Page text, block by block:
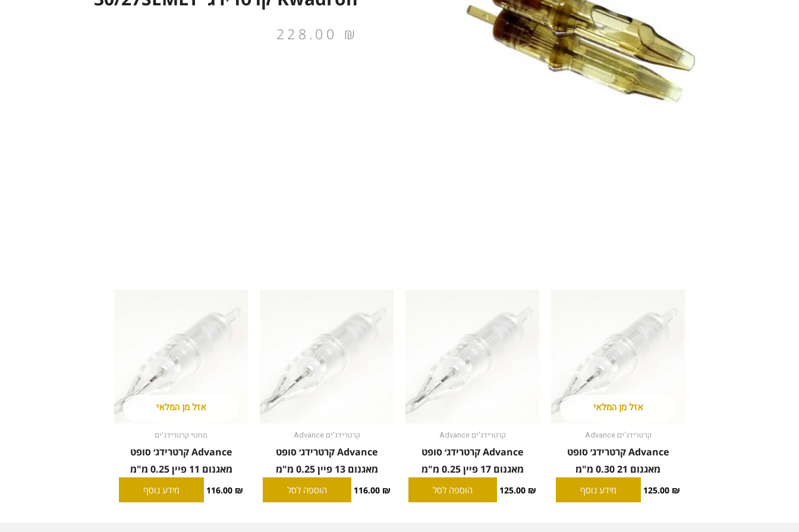
228.00 ₪
אזל מן המלאי
קרטרידג'ים Advance
Advance קרטרידג׳ סופט
מאגנום 21 0.30 מ"מ
125.00 ₪ מידע נוסף
קרטרידג'ים Advance
Advance קרטרידג׳ סופט
מאגנום 17 פיין 0.25 מ"מ
125.00 ₪ הוספה לסל
קרטרידג'ים Advance
Advance קרטרידג׳ סופט
מאגנום 13 פיין 0.25 מ"מ
116.00 ₪ הוספה לסל
אזל מן המלאי
מחטי קרטרידג'ים
Advance קרטרידג׳ סופט
מאגנום 11 פיין 0.25 מ"מ
116.00 ₪ מידע נוסף